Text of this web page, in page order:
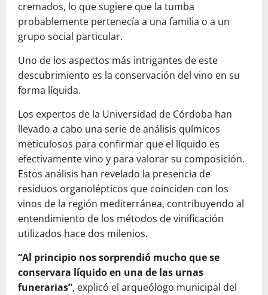
cremados, lo que sugiere que la tumba
probablemente pertenecía a una familia o a un
grupo social particular.
Uno de los aspectos más intrigantes de este
descubrimiento es la conservación del vino en su
forma líquida.
Los expertos de la Universidad de Córdoba han
llevado a cabo una serie de análisis químicos
meticulosos para confirmar que el líquido es
efectivamente vino y para valorar su composición.
Estos análisis han revelado la presencia de
residuos organolépticos que coinciden con los
vinos de la región mediterránea, contribuyendo al
entendimiento de los métodos de vinificación
utilizados hace dos milenios.
“Al principio nos sorprendió mucho que se
conservara líquido en una de las urnas
funerarias”, explicó el arqueólogo municipal del